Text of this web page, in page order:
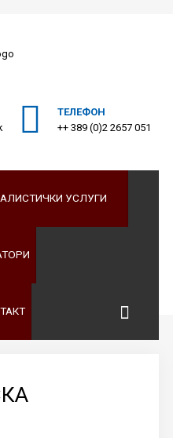
ТЕЛЕФОН
++ 389 (0)2 2657 051
УСЛУГИ
веб страна